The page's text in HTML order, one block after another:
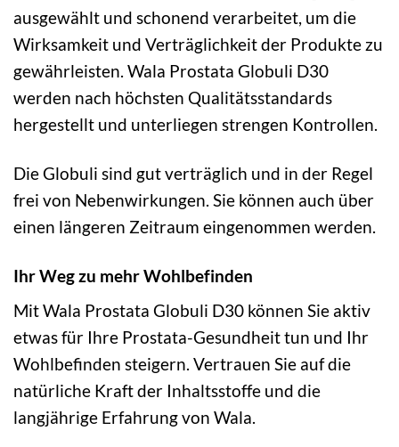
ausgewählt und schonend verarbeitet, um die
Wirksamkeit und Verträglichkeit der Produkte zu
gewährleisten. Wala Prostata Globuli D30
werden nach höchsten Qualitätsstandards
hergestellt und unterliegen strengen Kontrollen.
Die Globuli sind gut verträglich und in der Regel
frei von Nebenwirkungen. Sie können auch über
einen längeren Zeitraum eingenommen werden.
Ihr Weg zu mehr Wohlbefinden
Mit Wala Prostata Globuli D30 können Sie aktiv
etwas für Ihre Prostata-Gesundheit tun und Ihr
Wohlbefinden steigern. Vertrauen Sie auf die
natürliche Kraft der Inhaltsstoffe und die
langjährige Erfahrung von Wala.